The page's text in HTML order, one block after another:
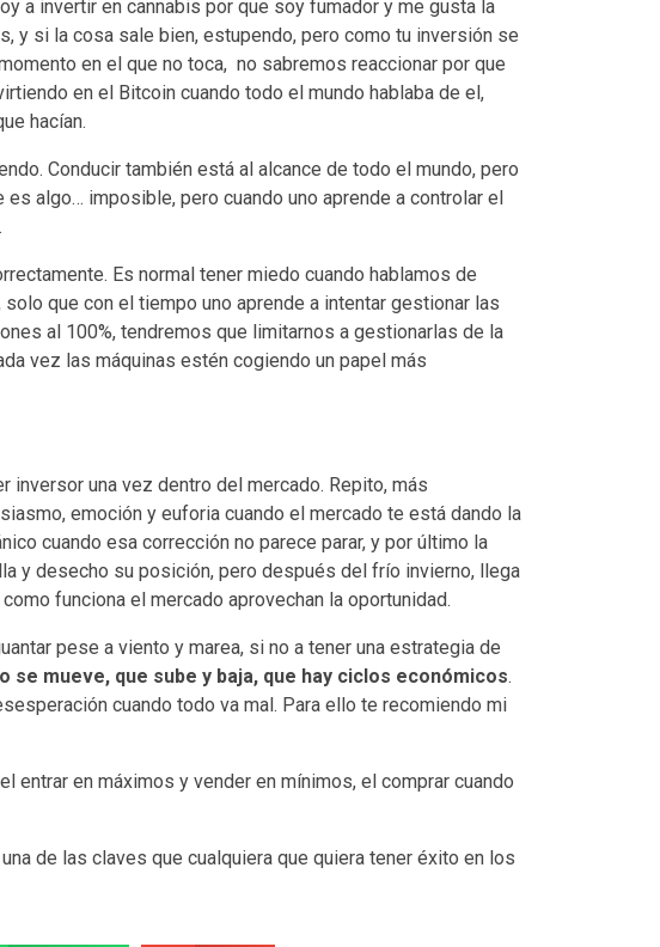
a invertir en cannabis por que soy fumador y me gusta la
y si la cosa sale bien, estupendo, pero como tu inversión se
en el que no toca, no sabremos reaccionar por que
en el Bitcoin cuando todo el mundo hablaba de el,
hacían.
Conducir también está al alcance de todo el mundo, pero
algo… imposible, pero cuando uno aprende a controlar el
Es normal tener miedo cuando hablamos de
que con el tiempo uno aprende a intentar gestionar las
al 100%, tendremos que limitarnos a gestionarlas de la
vez las máquinas estén cogiendo un papel más
inversor una vez dentro del mercado. Repito, más
emoción y euforia cuando el mercado te está dando la
cuando esa corrección no parece parar, y por último la
y desecho su posición, pero después del frío invierno, llega
funciona el mercado aprovechan la oportunidad.
pese a viento y marea, si no a tener una estrategia de
mueve, que sube y baja, que hay ciclos económicos.
cuando todo va mal. Para ello te recomiendo mi
entrar en máximos y vender en mínimos, el comprar cuando
de las claves que cualquiera que quiera tener éxito en los